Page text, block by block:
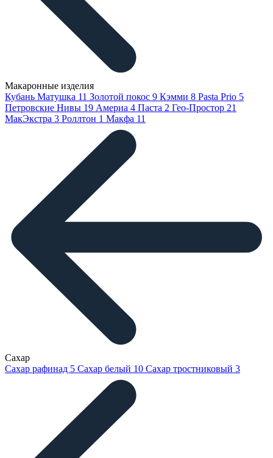
Макаронные изделия
Кубань Матушка 11 Золотой покос 9 Кэмми 8 Pasta Prio 5
Петровские Нивы 19 Америа 4 Паста 2 Гео-Простор 21
МакЭкстра 3 Роллтон 1 Макфа 11
Сахар
Сахар рафинад 5 Сахар белый 10 Сахар тростниковый 3